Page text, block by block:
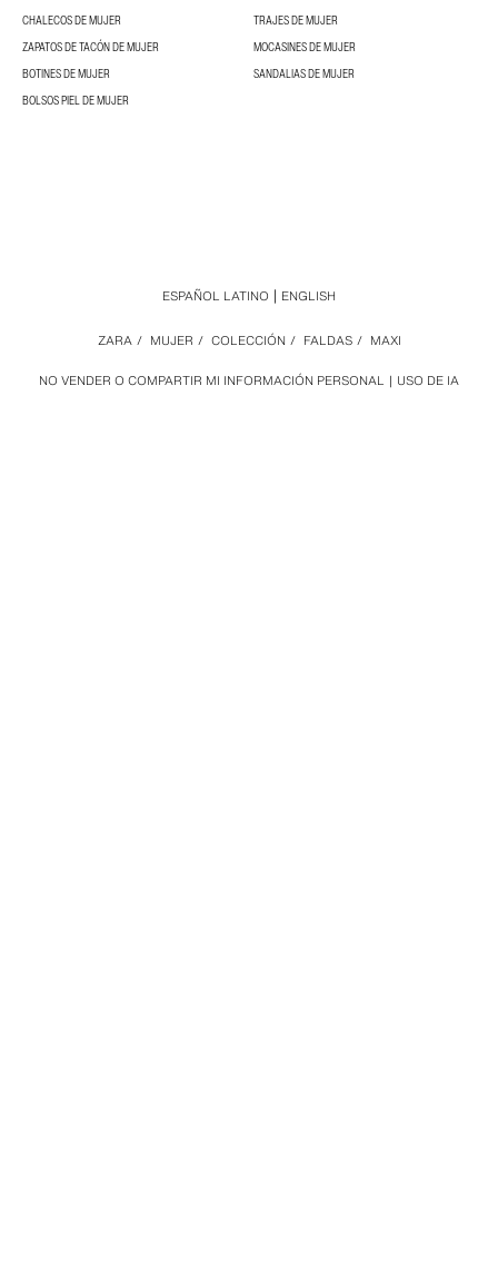
CHALECOS DE MUJER
TRAJES DE MUJER
ZAPATOS DE TACÓN DE MUJER
MOCASINES DE MUJER
BOTINES DE MUJER
SANDALIAS DE MUJER
BOLSOS PIEL DE MUJER
NO VENDER O COMPARTIR MI INFORMACIÓN PERSONAL USO DE IA
ZARA / MUJER / COLECCIÓN / FALDAS / MAXI
ESPAÑOL LATINO ENGLISH